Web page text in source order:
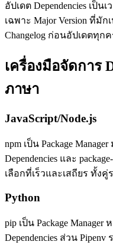
อัปเดต Dependencies เป็
เฉพาะ Major Version ที่มั
Changelog ก่อนอัปเดตทุกค
เครื่องมือจัดการ
ภาษา
JavaScript/Node.js
npm เป็น Package
Dependencies และ
เลือกที่เร็วและเสถียร ทั้งคู่ร
Python
pip เป็น Package Manager
Dependencies ส่วน Pipenv